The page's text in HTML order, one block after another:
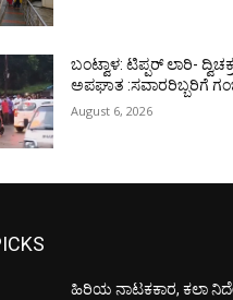
ಬಂಟ್ವಾಳ: ಟಿಪ್ಪರ್ ಲಾರಿ-
ಅಪಘಾತ :ಸವಾರರಿಬ್ಬರಿಗೆ
August 6, 2026
ಹಿರಿಯ ನಾಟಕಕಾರ, ಕಲಾ